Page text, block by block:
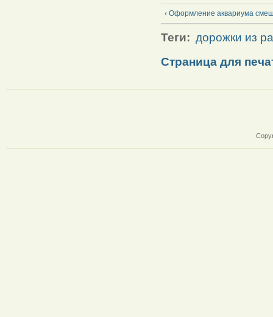
‹ Оформление аквариума
Теги: дорожки из
Страница для